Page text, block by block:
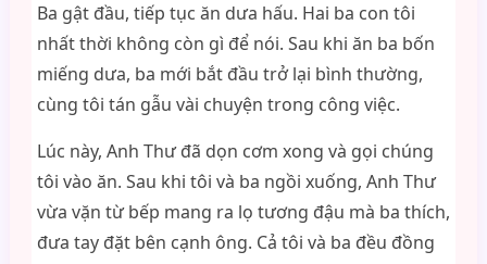
Ba gật đầu, tiếp tục ăn dưa hấu. Hai ba con tôi
nhất thời không còn gì để nói. Sau khi ăn ba bốn
miếng dưa, ba mới bắt đầu trở lại bình thường,
cùng tôi tán gẫu vài chuyện trong công việc.
Lúc này, Anh Thư đã dọn cơm xong và gọi chúng
tôi vào ăn. Sau khi tôi và ba ngồi xuống, Anh Thư
vừa vặn từ bếp mang ra lọ tương đậu mà ba thích,
đưa tay đặt bên cạnh ông. Cả tôi và ba đều đồng